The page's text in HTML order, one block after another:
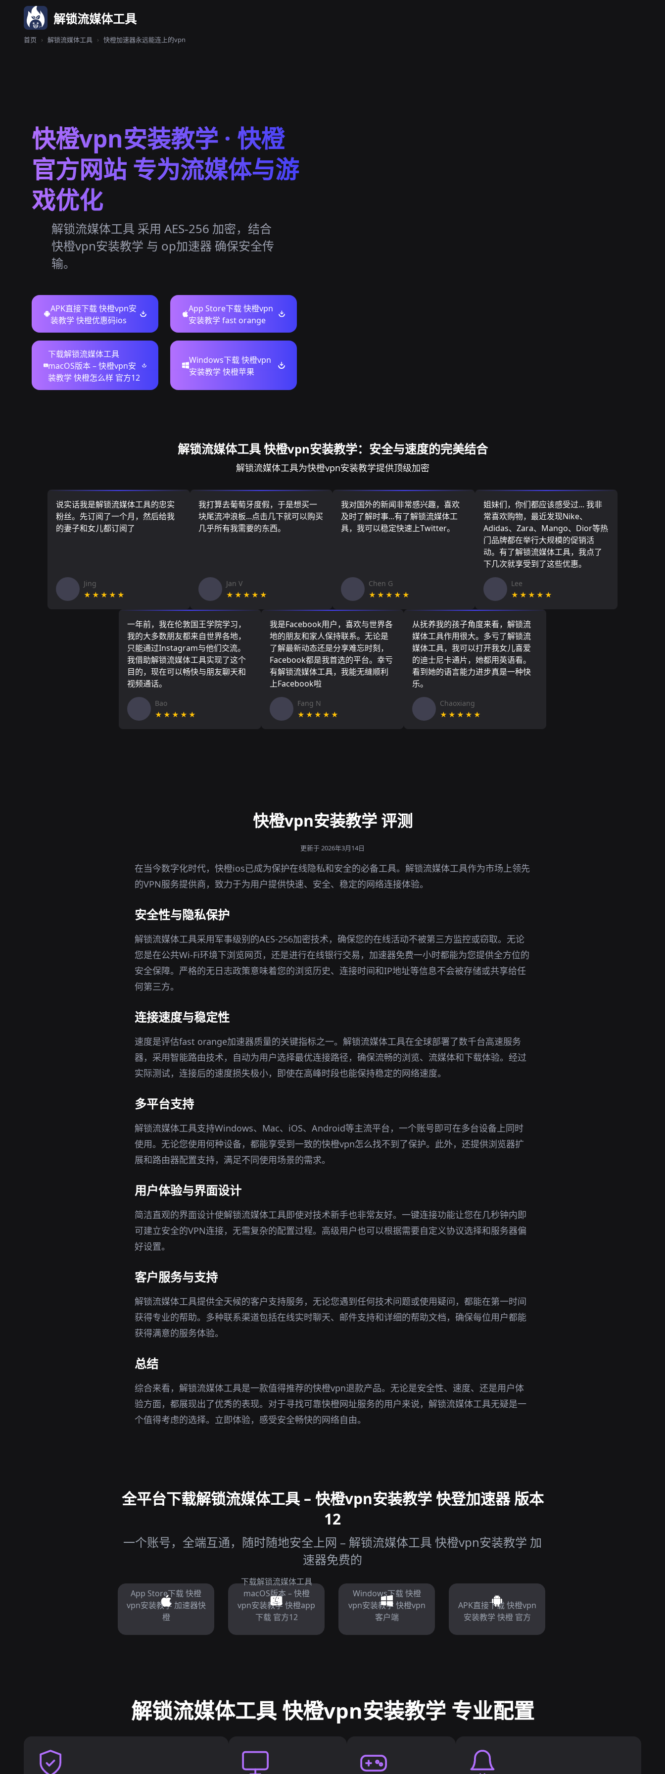
解锁流媒体工具
首页 › 解锁流媒体工具 › 快橙加速器永远能连上的vpn
快橙vpn安装教学 · 快橙
官方网站 专为流媒体与游
戏优化
解锁流媒体工具 采用 AES-256 加密，结合
快橙vpn安装教学 与 op加速器 确保安全传
输。
APK直接下载 快橙vpn安
装教学 快橙优惠码ios
App Store下载 快橙vpn
安装教学 fast orange
下载解锁流媒体工具
macOS版本 – 快橙vpn安
装教学 快橙怎么样 官方12
Windows下载 快橙vpn
安装教学 快橙苹果
解锁流媒体工具 快橙vpn安装教学：安全与速度的完美结合
解锁流媒体工具为快橙vpn安装教学提供顶级加密
说实话我是解锁流媒体工具的忠实
粉丝。先订阅了一个月，然后给我
的妻子和女儿都订阅了
Jing
★★★★★
我打算去葡萄牙度假，于是想买一
块尾流冲浪板...点击几下就可以购买
几乎所有我需要的东西。
Jan V
★★★★★
我对国外的新闻非常感兴趣，喜欢
及时了解时事...有了解锁流媒体工
具，我可以稳定快速上Twitter。
Chen G
★★★★★
姐妹们，你们都应该感受过... 我非
常喜欢购物，最近发现Nike、
Adidas、Zara、Mango、Dior等热
门品牌都在举行大规模的促销活
动。有了解锁流媒体工具，我点了
下几次就享受到了这些优惠。
Lee
★★★★★
一年前，我在伦敦国王学院学习，
我的大多数朋友都来自世界各地，
只能通过Instagram与他们交流。
我借助解锁流媒体工具实现了这个
目的，现在可以畅快与朋友聊天和
视频通话。
Bao
★★★★★
我是Facebook用户，喜欢与世界各
地的朋友和家人保持联系。无论是
了解最新动态还是分享难忘时刻，
Facebook都是我首选的平台。幸亏
有解锁流媒体工具，我能无缝顺利
上Facebook啦
Fang N
★★★★★
从抚养我的孩子角度来看，解锁流
媒体工具作用很大。多亏了解锁流
媒体工具，我可以打开我女儿喜爱
的迪士尼卡通片，她都用英语看。
看到她的语言能力进步真是一种快
乐。
Chaoxiang
★★★★★
快橙vpn安装教学 评测
更新于 2026年3月14日
在当今数字化时代，快橙ios已成为保护在线隐私和安全的必备工具。解锁流媒体工具作为市场上领先
的VPN服务提供商，致力于为用户提供快速、安全、稳定的网络连接体验。
安全性与隐私保护
解锁流媒体工具采用军事级别的AES-256加密技术，确保您的在线活动不被第三方监控或窃取。无论
您是在公共Wi-Fi环境下浏览网页，还是进行在线银行交易，加速器免费一小时都能为您提供全方位的
安全保障。严格的无日志政策意味着您的浏览历史、连接时间和IP地址等信息不会被存储或共享给任
何第三方。
连接速度与稳定性
速度是评估fast orange加速器质量的关键指标之一。解锁流媒体工具在全球部署了数千台高速服务
器，采用智能路由技术，自动为用户选择最优连接路径，确保流畅的浏览、流媒体和下载体验。经过
实际测试，连接后的速度损失极小，即使在高峰时段也能保持稳定的网络速度。
多平台支持
解锁流媒体工具支持Windows、Mac、iOS、Android等主流平台，一个账号即可在多台设备上同时
使用。无论您使用何种设备，都能享受到一致的快橙vpn怎么找不到了保护。此外，还提供浏览器扩
展和路由器配置支持，满足不同使用场景的需求。
用户体验与界面设计
简洁直观的界面设计使解锁流媒体工具即使对技术新手也非常友好。一键连接功能让您在几秒钟内即
可建立安全的VPN连接，无需复杂的配置过程。高级用户也可以根据需要自定义协议选择和服务器偏
好设置。
客户服务与支持
解锁流媒体工具提供全天候的客户支持服务，无论您遇到任何技术问题或使用疑问，都能在第一时间
获得专业的帮助。多种联系渠道包括在线实时聊天、邮件支持和详细的帮助文档，确保每位用户都能
获得满意的服务体验。
总结
综合来看，解锁流媒体工具是一款值得推荐的快橙vpn退款产品。无论是安全性、速度、还是用户体
验方面，都展现出了优秀的表现。对于寻找可靠快橙网址服务的用户来说，解锁流媒体工具无疑是一
个值得考虑的选择。立即体验，感受安全畅快的网络自由。
全平台下载解锁流媒体工具 – 快橙vpn安装教学 快登加速器 版本
12
一个账号，全端互通，随时随地安全上网 – 解锁流媒体工具 快橙vpn安装教学 加
速器免费的
App Store下载 快橙
vpn安装教学 加速器快
橙
下载解锁流媒体工具
macOS版本 – 快橙
vpn安装教学 快橙app
下载 官方12
Windows下载 快橙
vpn安装教学 快橙vpn
客户端
APK直接下载 快橙vpn
安装教学 快橙 官方
解锁流媒体工具 快橙vpn安装教学 专业配置